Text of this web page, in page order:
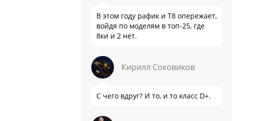
В этом году рафик и Т8 опережает,
войдя по моделям в топ-25, где
8ки и 2 нет.
Кирилл Соковиков
С чего вдруг? И то, и то класс D+.